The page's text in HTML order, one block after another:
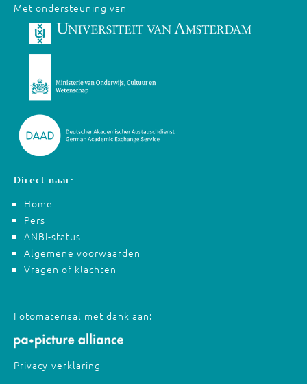
Met ondersteuning van
Direct naar:
Home
Pers
ANBI-status
Algemene voorwaarden
Vragen of klachten
Fotomateriaal met dank aan:
Privacy-verklaring